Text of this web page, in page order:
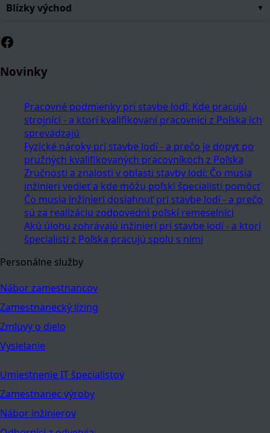
Blízky východ
Facebook
Novinky
Pracovné podmienky pri stavbe lodí: Kde pracujú
strojníci - a ktorí kvalifikovaní pracovníci z Poľska ich
sprevádzajú
Fyzické nároky pri stavbe lodí - a prečo je dopyt po
pružných kvalifikovaných pracovníkoch z Poľska
Zručnosti a znalosti v oblasti stavby lodí: Čo musia
inžinieri vedieť a kde môžu poľskí špecialisti pomôcť
Čo musia inžinieri dosiahnuť pri stavbe lodí - a prečo
sú za realizáciu zodpovední poľskí remeselníci
Akú úlohu zohrávajú inžinieri pri stavbe lodí - a ktorí
špecialisti z Poľska pracujú spolu s nimi
Personálne služby
Nábor zamestnancov
Zamestnanecký lízing
Zmluvy o dielo
Vysielanie
Umiestnenie IT špecialistov
Zamestnanec výroby
Nábor inžinierov